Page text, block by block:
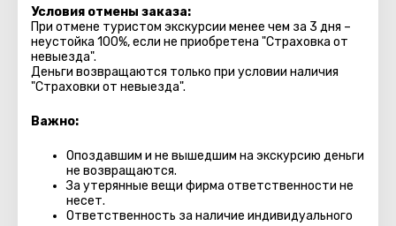
Условия отмены заказа:
При отмене туристом экскурсии менее чем за 3 дня –
неустойка 100%, если не приобретена "Страховка от
невыезда".
Деньги возвращаются только при условии наличия
"Страховки от невыезда".
Важно:
Опоздавшим и не вышедшим на экскурсию деньги
не возвращаются.
За утерянные вещи фирма ответственности не
несет.
Ответственность за наличие индивидуального